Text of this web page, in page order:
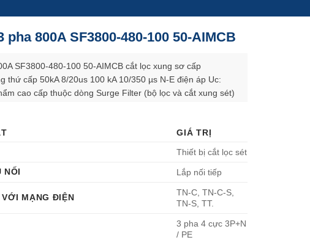
800A SF3800-480-100 50-AIMCB
SF3800-480-100 50-AIMCB cắt lọc xung sơ cấp
thứ cấp 50kA 8/20us 100 kA 10/350 µs N-E điện áp Uc:
cao cấp thuộc dòng Surge Filter (bộ lọc và cắt xung sét)
xung sét lan truyền, quá điện áp, nhiễu cao tần và các
nguồn điện.
GIÁ TRỊ
Thiết bị cắt lọc sét
NỐI
Lắp nối tiếp
MẠNG ĐIỆN
TN-C, TN-C-S,
TN-S, TT.
3 pha 4 cực 3P+N
/ PE